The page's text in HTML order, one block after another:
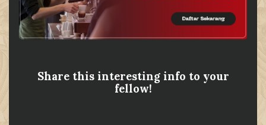
Share this interesting info to your
fellow!